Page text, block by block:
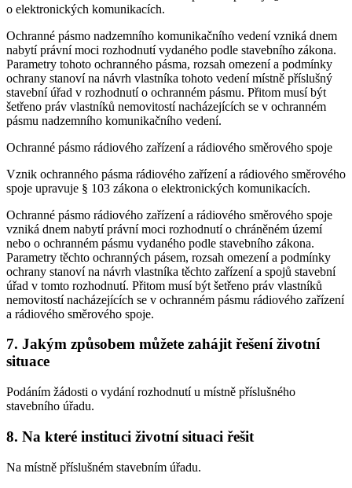
o elektronických komunikacích.
Ochranné pásmo nadzemního komunikačního vedení vzniká dnem
nabytí právní moci rozhodnutí vydaného podle stavebního zákona.
Parametry tohoto ochranného pásma, rozsah omezení a podmínky
ochrany stanoví na návrh vlastníka tohoto vedení místně příslušný
stavební úřad v rozhodnutí o ochranném pásmu. Přitom musí být
šetřeno práv vlastníků nemovitostí nacházejících se v ochranném
pásmu nadzemního komunikačního vedení.
Ochranné pásmo rádiového zařízení a rádiového směrového spoje
Vznik ochranného pásma rádiového zařízení a rádiového směrového
spoje upravuje § 103 zákona o elektronických komunikacích.
Ochranné pásmo rádiového zařízení a rádiového směrového spoje
vzniká dnem nabytí právní moci rozhodnutí o chráněném území
nebo o ochranném pásmu vydaného podle stavebního zákona.
Parametry těchto ochranných pásem, rozsah omezení a podmínky
ochrany stanoví na návrh vlastníka těchto zařízení a spojů stavební
úřad v tomto rozhodnutí. Přitom musí být šetřeno práv vlastníků
nemovitostí nacházejících se v ochranném pásmu rádiového zařízení
a rádiového směrového spoje.
7. Jakým způsobem můžete zahájit řešení životní
situace
Podáním žádosti o vydání rozhodnutí u místně příslušného
stavebního úřadu.
8. Na které instituci životní situaci řešit
Na místně příslušném stavebním úřadu.